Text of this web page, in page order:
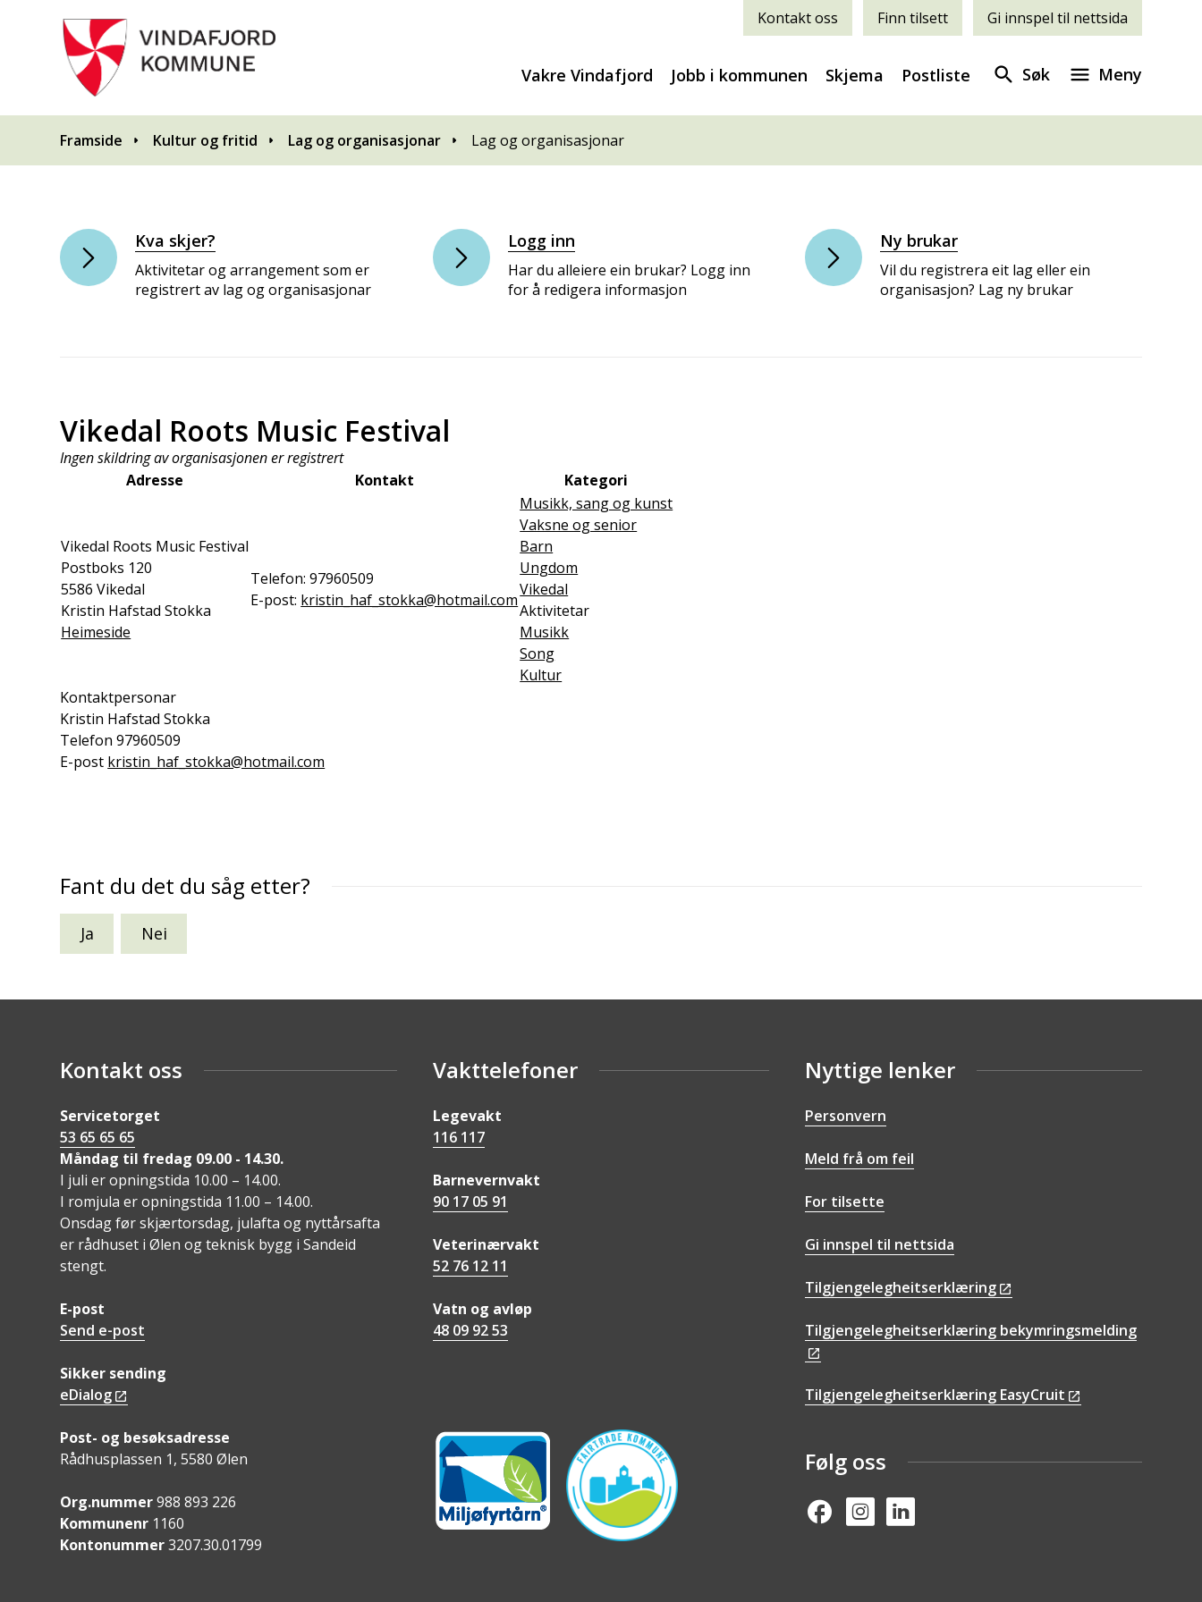
Kontakt oss Finn tilsett Gi innspel til nettsida
Vakre Vindafjord Jobb i kommunen Skjema Postliste Søk Meny
Du er her:
Framside Kultur og fritid Lag og organisasjonar Lag og organisasjonar
Kva skjer?
Aktivitetar og arrangement som er
registrert av lag og organisasjonar
Logg inn
Har du alleiere ein brukar? Logg inn
for å redigera informasjon
Ny brukar
Vil du registrera eit lag eller ein
organisasjon? Lag ny brukar
Vikedal Roots Music Festival
Ingen skildring av organisasjonen er registrert
Adresse
Kontakt Kategori
Vikedal Roots Music Festival
Postboks 120
5586 Vikedal
Kristin Hafstad Stokka
Heimeside
Telefon:97960509
E-post: kristin_haf_stokka@hotmail.com
Musikk, sang og kunst
Vaksne og senior
Barn
Ungdom
Vikedal
Aktivitetar
Musikk
Song
Kultur
Kontaktpersonar
Kristin Hafstad Stokka
Telefon97960509
E-post kristin_haf_stokka@hotmail.com
Fant du det du såg etter?
Ja Nei
Kontakt oss
Servicetorget
53 65 65 65
Måndag til fredag 09.00 - 14.30.
I juli er opningstida 10.00 – 14.00.
I romjula er opningstida 11.00 – 14.00.
Onsdag før skjærtorsdag, julafta og nyttårsafta
er rådhuset i Ølen og teknisk bygg i Sandeid
stengt.
E-post
Send e-post
Sikker sending
eDialog
Post- og besøksadresse
Rådhusplassen 1, 5580 Ølen
Org.nummer988 893 226
Kommunenr 1160
Kontonummer3207.30.01799
Vakttelefoner
Legevakt
116 117
Barnevernvakt
90 17 05 91
Veterinærvakt
52 76 12 11
Vatn og avløp
48 09 92 53
Nyttige lenker
Personvern
Meld frå om feil
For tilsette
Gi innspel til nettsida
Tilgjengelegheitserklæring
Tilgjengelegheitserklæring bekymringsmelding
Tilgjengelegheitserklæring EasyCruit
Følg oss
FacebookInstagramLinked in